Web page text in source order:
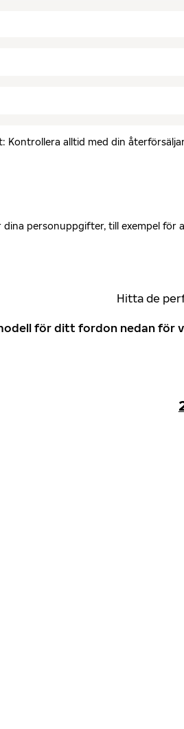
Kontrollera alltid med din
dina personuppgifter, till exempel
Hitta de
för ditt fordon nedan för